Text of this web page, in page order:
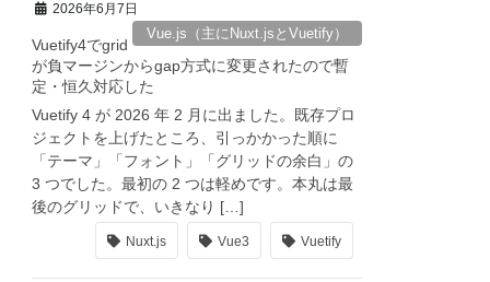
2026年6月7日
Vue.js（主にNuxt.jsとVuetify）
Vuetify4でgrid
が負マージンからgap方式に変更されたので暫
定・恒久対応した
Vuetify 4 が 2026 年 2 月に出ました。既存プロ
ジェクトを上げたところ、引っかかった順に
「テーマ」「フォント」「グリッドの余白」の
3 つでした。最初の 2 つは軽めです。本丸は最
後のグリッドで、いきなり […]
Nuxt.js Vue3 Vuetify